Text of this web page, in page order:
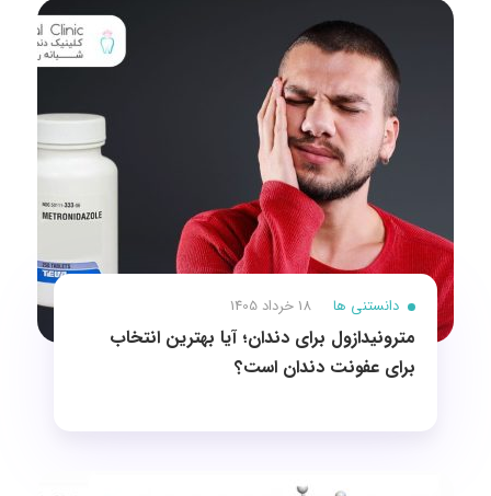
دانستنی ها 18 خرداد 1405
مترونیدازول برای دندان؛ آیا بهترین انتخاب
برای عفونت دندان است؟